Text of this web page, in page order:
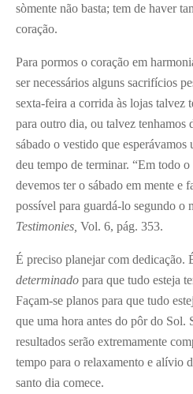
sòmente não basta; tem de haver
coração.
Para pormos o coração em
ser necessários alguns sacrifícios
sexta-feira a corrida às lojas talvez
para outro dia, ou talvez tenhamos
sábado o vestido que esperávamos
deu tempo de terminar. “Em todo o
devemos ter o sábado em mente e
possível para guardá-lo segundo o
Testimonies, Vol. 6, pág. 353.
É preciso planejar com dedicação.
determinado para que tudo esteja
Façam-se planos para que tudo
que uma hora antes do pôr do Sol.
resultados serão extremamente
tempo para o relaxamento e alívio
santo dia comece.